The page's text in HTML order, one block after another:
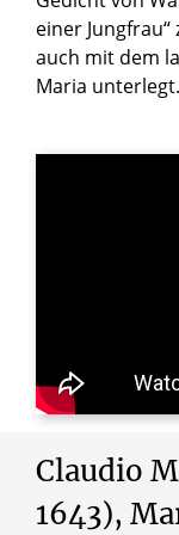
einer
auch mit dem
Maria unterlegt.
Claudio
1643),